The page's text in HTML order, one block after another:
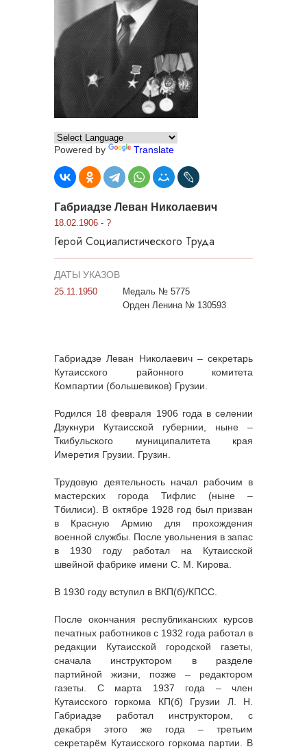
Powered by Translate
Габриадзе Леван Николаевич
18.02.1906 - ?
Герой Социалистического Труда
ДАТЫ УКАЗОВ
25.11.1950
Медаль № 5775
Орден Ленина № 130593
Габриадзе Леван Николаевич – секретарь
Кутаисского районного комитета
Компартии (большевиков) Грузии.
Родился 18 февраля 1906 года в селении
Дзукнури Кутаисской губернии, ныне –
Ткибульского муниципалитета края
Имеретия Грузии. Грузин.
Трудовую деятельность начал рабочим в
мастерских города Тифлис (ныне –
Тбилиси). В октябре 1928 год был призван
в Красную Армию для прохождения
военной службы. После увольнения в запас
в 1930 году работал на Кутаисской
швейной фабрике имени С. М. Кирова.
В 1930 году вступил в ВКП(б)/КПСС.
После окончания республиканских курсов
печатных работников с 1932 года работал в
редакции Кутаисской городской газеты,
сначала инструктором в разделе
партийной жизни, позже – редактором
газеты. С марта 1937 года – член
Кутаисского горкома КП(б) Грузии Л. Н.
Габриадзе работал инструктором, с
декабря этого же года – третьим
секретарём Кутаисского горкома партии. В